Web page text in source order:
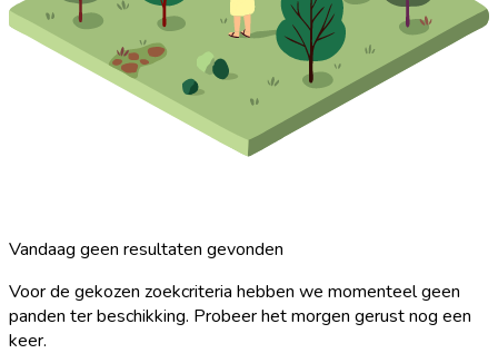
Vandaag geen resultaten gevonden
Voor de gekozen zoekcriteria hebben we momenteel geen
panden ter beschikking. Probeer het morgen gerust nog een
keer.